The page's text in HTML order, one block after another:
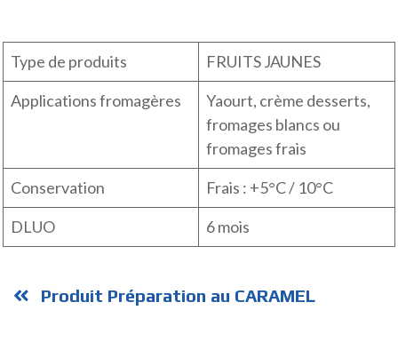
Type de produits
FRUITS JAUNES
Applications fromagères
Yaourt, crème desserts,
fromages blancs ou
fromages frais
Conservation
Frais : +5°C / 10°C
DLUO
6 mois
Produit Préparation au CARAMEL